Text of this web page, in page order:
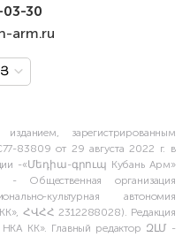
03-30
arm.ru
зарегистрированным
83809 от 29 августа 2022 г. в
-«Մեդիա-գրուպ Кубань Арм»
организация
культурная автономия
ՀՎՀՀ 2312288028). Редакция
КК». Главный редактор ԶԼՄ -